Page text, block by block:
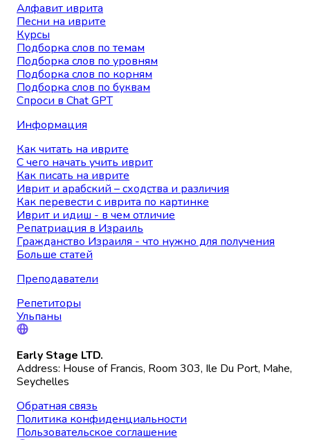
Алфавит иврита
Песни на иврите
Курсы
Подборка слов по темам
Подборка слов по уровням
Подборка слов по корням
Подборка слов по буквам
Спроси в Chat GPT
Информация
Как читать на иврите
С чего начать учить иврит
Как писать на иврите
Иврит и арабский – сходства и различия
Как перевести с иврита по картинке
Иврит и идиш - в чем отличие
Репатриация в Израиль
Гражданство Израиля - что нужно для получения
Больше статей
Преподаватели
Репетиторы
Ульпаны
Early Stage LTD.
Address: House of Francis, Room 303, Ile Du Port, Mahe,
Seychelles
Обратная связь
Политика конфиденциальности
Пользовательское соглашение